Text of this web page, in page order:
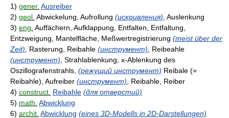
1) gener. Ausreiber
2) geol. Abwickelung, Aufrollung (искривления) , Auslenkung
3) eng. Auffächern, Aufklappung, Entfalten, Entfaltung,
Entzweigung, Mantelfläche, Meßwertregistrierung (meist über der
Zeit) , Rasterung, Reibahle (инструмент) , Reibeahle
(инструмент) , Strahlablenkung, x-Ablenkung des
Oszillografenstrahls, (режущий инструмент) Reibale (=
Reibahle), Aufreiber (инструмент) , Reibahle, Reiber
4) construct. Reibahle (для отверстий)
5) math. Abwicklung
6) archit. Abwicklung (eines 3D-Modells in 2D-Darstellungen)